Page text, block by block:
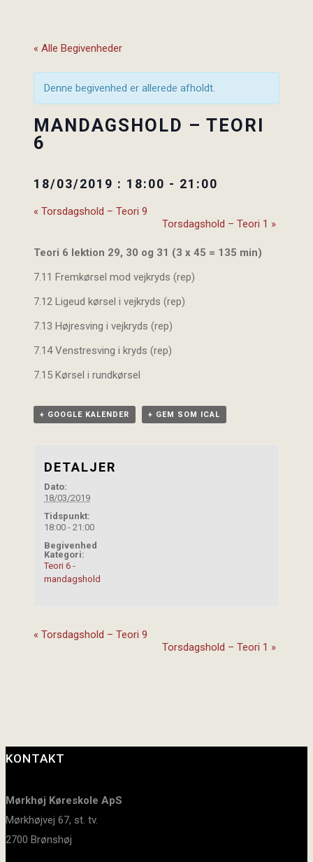
« Alle Begivenheder
Denne begivenhed er allerede afholdt.
MANDAGSHOLD – TEORI
6
18/03/2019 : 18:00 - 21:00
« Torsdagshold – Teori 9
Torsdagshold – Teori 1 »
Teori 6 lektion 29, 30 og 31 (3 x 45 = 135 min)
7.11 Fremkørsel mod vejkryds (rep)
7.12 Ligeud kørsel i vejkryds (rep)
7.13 Højresving i vejkryds (rep)
7.14 Venstresving i kryds (rep)
7.15 Kørsel i rundkørsel
+ GOOGLE KALENDER + GEM SOM ICAL
DETALJER
Dato:
18/03/2019
Tidspunkt:
18:00 - 21:00
Begivenhed
Kategori:
Teori 6 -
mandagshold
« Torsdagshold – Teori 9
Torsdagshold – Teori 1 »
KONTAKT
Mørkhøj Køreskole ApS
Mørkhøjvej 67, st. tv.
2700 Brønshøj